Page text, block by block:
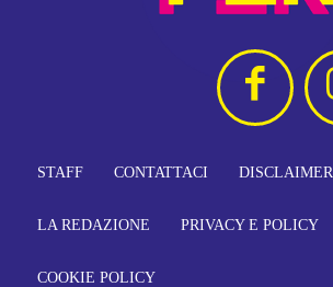
STAFF CONTATTACI DISCLAIMER
LA REDAZIONE PRIVACY E POLICY
COOKIE POLICY